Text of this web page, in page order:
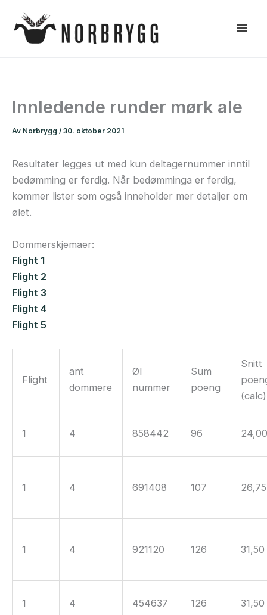
rett
Innledende runder mørk ale
Av Norbrygg / 30. oktober 2021
Resultater legges ut med kun deltagernummer inntil
bedømming er ferdig. Når bedømminga er ferdig,
kommer lister som også inneholder mer detaljer om
ølet.
Dommerskjemaer:
Flight 1
Flight 2
Flight 3
Flight 4
Flight 5
Flight
ant
dommere
Øl
nummer
Sum
poeng
Snitt
(calc)
1 4 858442 96
1 4 691408 107 26,75
1 4 921120 126 31,50
1 4 454637 126 31,50